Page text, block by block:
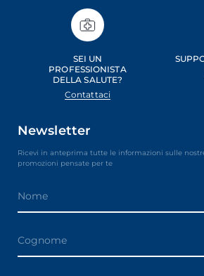
SEI UN
PROFESSIONISTA
DELLA SALUTE?
Contattaci
Newsletter
Ricevi in anteprima tutte le informazioni sulle
promozioni pensate per te